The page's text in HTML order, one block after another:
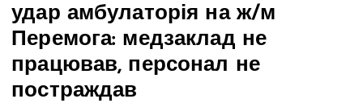
удар амбулаторія на ж/м
Перемога: медзаклад не
працював, персонал не
постраждав